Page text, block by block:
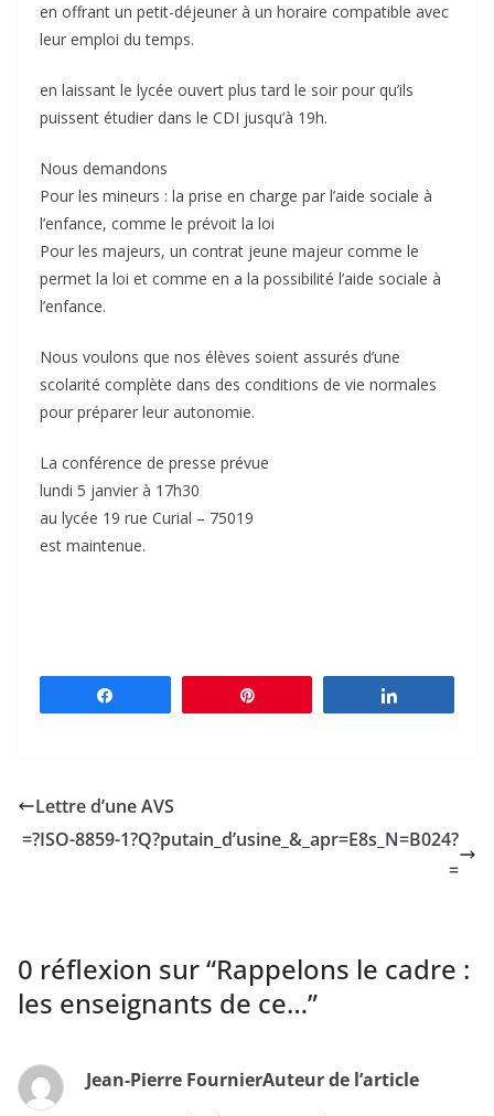
en offrant un petit-déjeuner à un horaire compatible avec
leur emploi du temps.
en laissant le lycée ouvert plus tard le soir pour qu’ils
puissent étudier dans le CDI jusqu’à 19h.
Nous demandons
Pour les mineurs : la prise en charge par l’aide sociale à
l’enfance, comme le prévoit la loi
Pour les majeurs, un contrat jeune majeur comme le
permet la loi et comme en a la possibilité l’aide sociale à
l’enfance.
Nous voulons que nos élèves soient assurés d’une
scolarité complète dans des conditions de vie normales
pour préparer leur autonomie.
La conférence de presse prévue
lundi 5 janvier à 17h30
au lycée 19 rue Curial – 75019
est maintenue.
Lettre d’une AVS
=?ISO-8859-1?Q?putain_d’usine_&_apr=E8s_N=B024?
=
0 réflexion sur “Rappelons le cadre :
les enseignants de ce…”
Jean-Pierre FournierAuteur de l’article